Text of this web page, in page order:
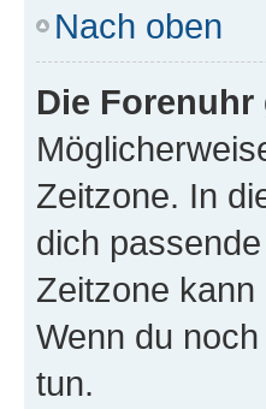
Nach oben
Die
Zeitzone. In
dich
Zeitzone
Wenn du
tun.